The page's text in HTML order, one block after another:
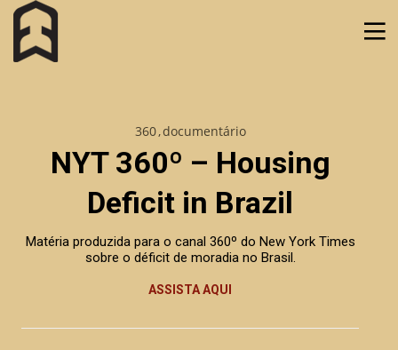
360 documentário
NYT 360º – Housing
Deficit in Brazil
Matéria produzida para o canal 360º do New York Times
sobre o déficit de moradia no Brasil.
ASSISTA AQUI